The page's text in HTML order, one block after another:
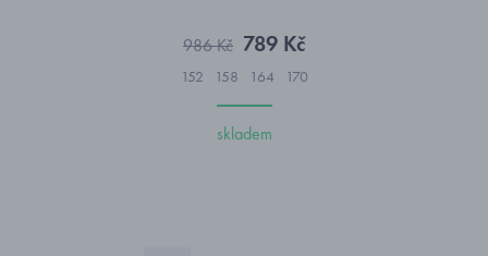
986 Kč 789 Kč
152 158 164 170
skladem